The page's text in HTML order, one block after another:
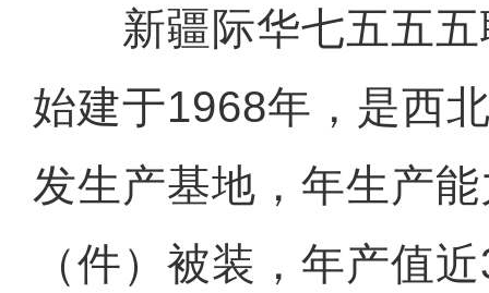
新疆际华七五五五
始建于1968年，是西
发生产基地，年生产
（件）被装，年产值